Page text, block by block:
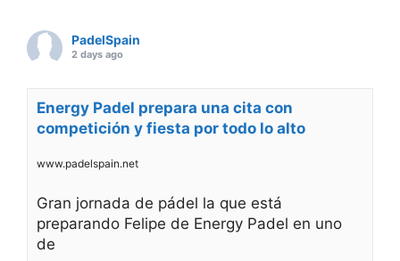
La competición se desarrollará durante tres
accederán a las finales del domingo, en una
jornada que combinará deporte y actividades
para los asistentes con el objetivo de convertir
competición. Música en directo, activaciones y
espacios de ocio completarán la programación.